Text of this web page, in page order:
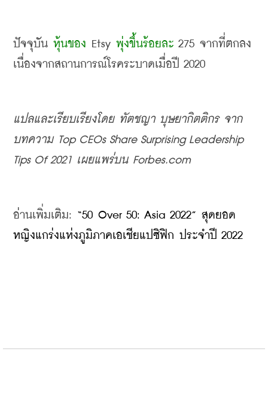
ปัจจุบัน หุ้นของ Etsy พุ่งขึ้นร้อยละ 275 จากที่ตกลง
เนื่องจากสถานการณ์โรคระบาดเมื่อปี 2020
แปลและเรียบเรียงโดย ทัตชญา บุษยากิตติกร จาก
บทความ Top CEOs Share Surprising Leadership
Tips Of 2021 เผยแพร่บน Forbes.com
อ่านเพิ่มเติม: “50 Over 50: Asia 2022” สุดยอด
หญิงแกร่งแห่งภูมิภาคเอเชียแปซิฟิก ประจำปี 2022